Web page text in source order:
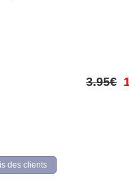
3.95€
des clients